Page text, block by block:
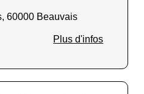
60000 Beauvais
Plus d'infos